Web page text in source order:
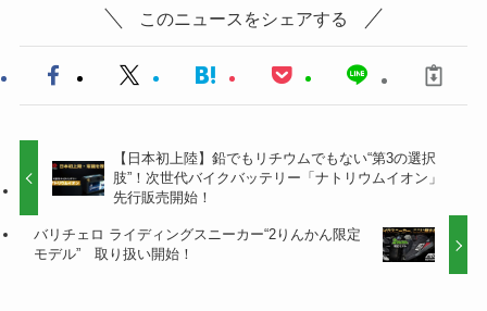
このニュースをシェアする
【日本初上陸】鉛でもリチウムでもない“第3の選択
肢”！次世代バイクバッテリー「ナトリウムイオン」
先行販売開始！
バリチェロ ライディングスニーカー“2りんかん限定
モデル” 取り扱い開始！